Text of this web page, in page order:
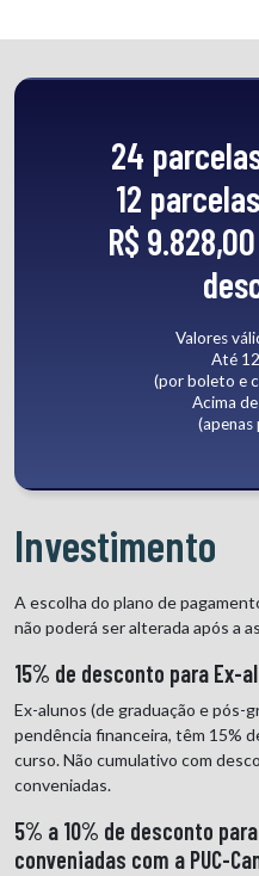
24
12
R$
Valores
Até
(por boleto e
Acima
Investimento
A escolha do plano de
não poderá ser alterada após a
15% de desconto para Ex-
Ex-alunos (de graduação e pós-
pendência financeira, têm 15%
curso. Não cumulativo com
conveniadas.
5% a 10% de desconto
conveniadas com a PUC-